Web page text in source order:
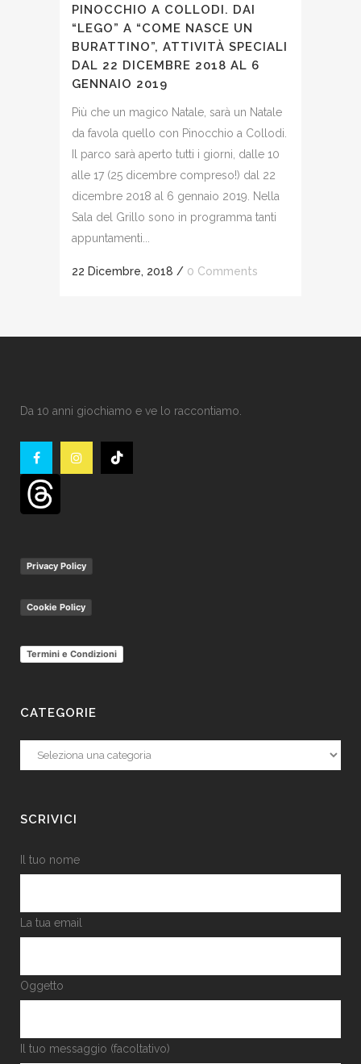
PINOCCHIO A COLLODI. DAI
“LEGO” A “COME NASCE UN
BURATTINO”, ATTIVITÀ SPECIALI
DAL 22 DICEMBRE 2018 AL 6
GENNAIO 2019
Più che un magico Natale, sarà un Natale
da favola quello con Pinocchio a Collodi.
Il parco sarà aperto tutti i giorni, dalle 10
alle 17 (25 dicembre compreso!) dal 22
dicembre 2018 al 6 gennaio 2019. Nella
Sala del Grillo sono in programma tanti
appuntamenti...
22 Dicembre, 2018 / 0 Comments
Da 10 anni giochiamo e ve lo raccontiamo.
Privacy Policy
Cookie Policy
Termini e Condizioni
CATEGORIE
Categorie
SCRIVICI
Il tuo nome
La tua email
Oggetto
Il tuo messaggio (facoltativo)